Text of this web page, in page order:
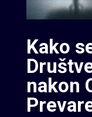
Kako
nakon